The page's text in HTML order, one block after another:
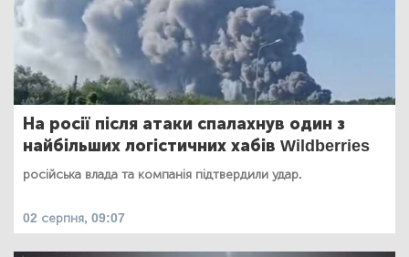
На росії після атаки спалахнув один з
найбільших логістичних хабів Wildberries
російська влада та компанія підтвердили удар.
02 серпня, 09:07